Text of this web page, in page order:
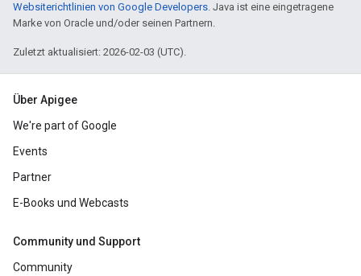
Websiterichtlinien von Google Developers. Java ist eine eingetragene
Marke von Oracle und/oder seinen Partnern.
Zuletzt aktualisiert: 2026-02-03 (UTC).
Über Apigee
We're part of Google
Events
Partner
E-Books und Webcasts
Community und Support
Community